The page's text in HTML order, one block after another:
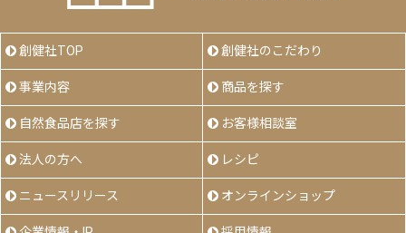
創健社TOP 創健社のこだわり
事業内容 商品を探す
自然食品店を探す お客様相談室
法人の方へ レシピ
ニュースリリース オンラインショップ